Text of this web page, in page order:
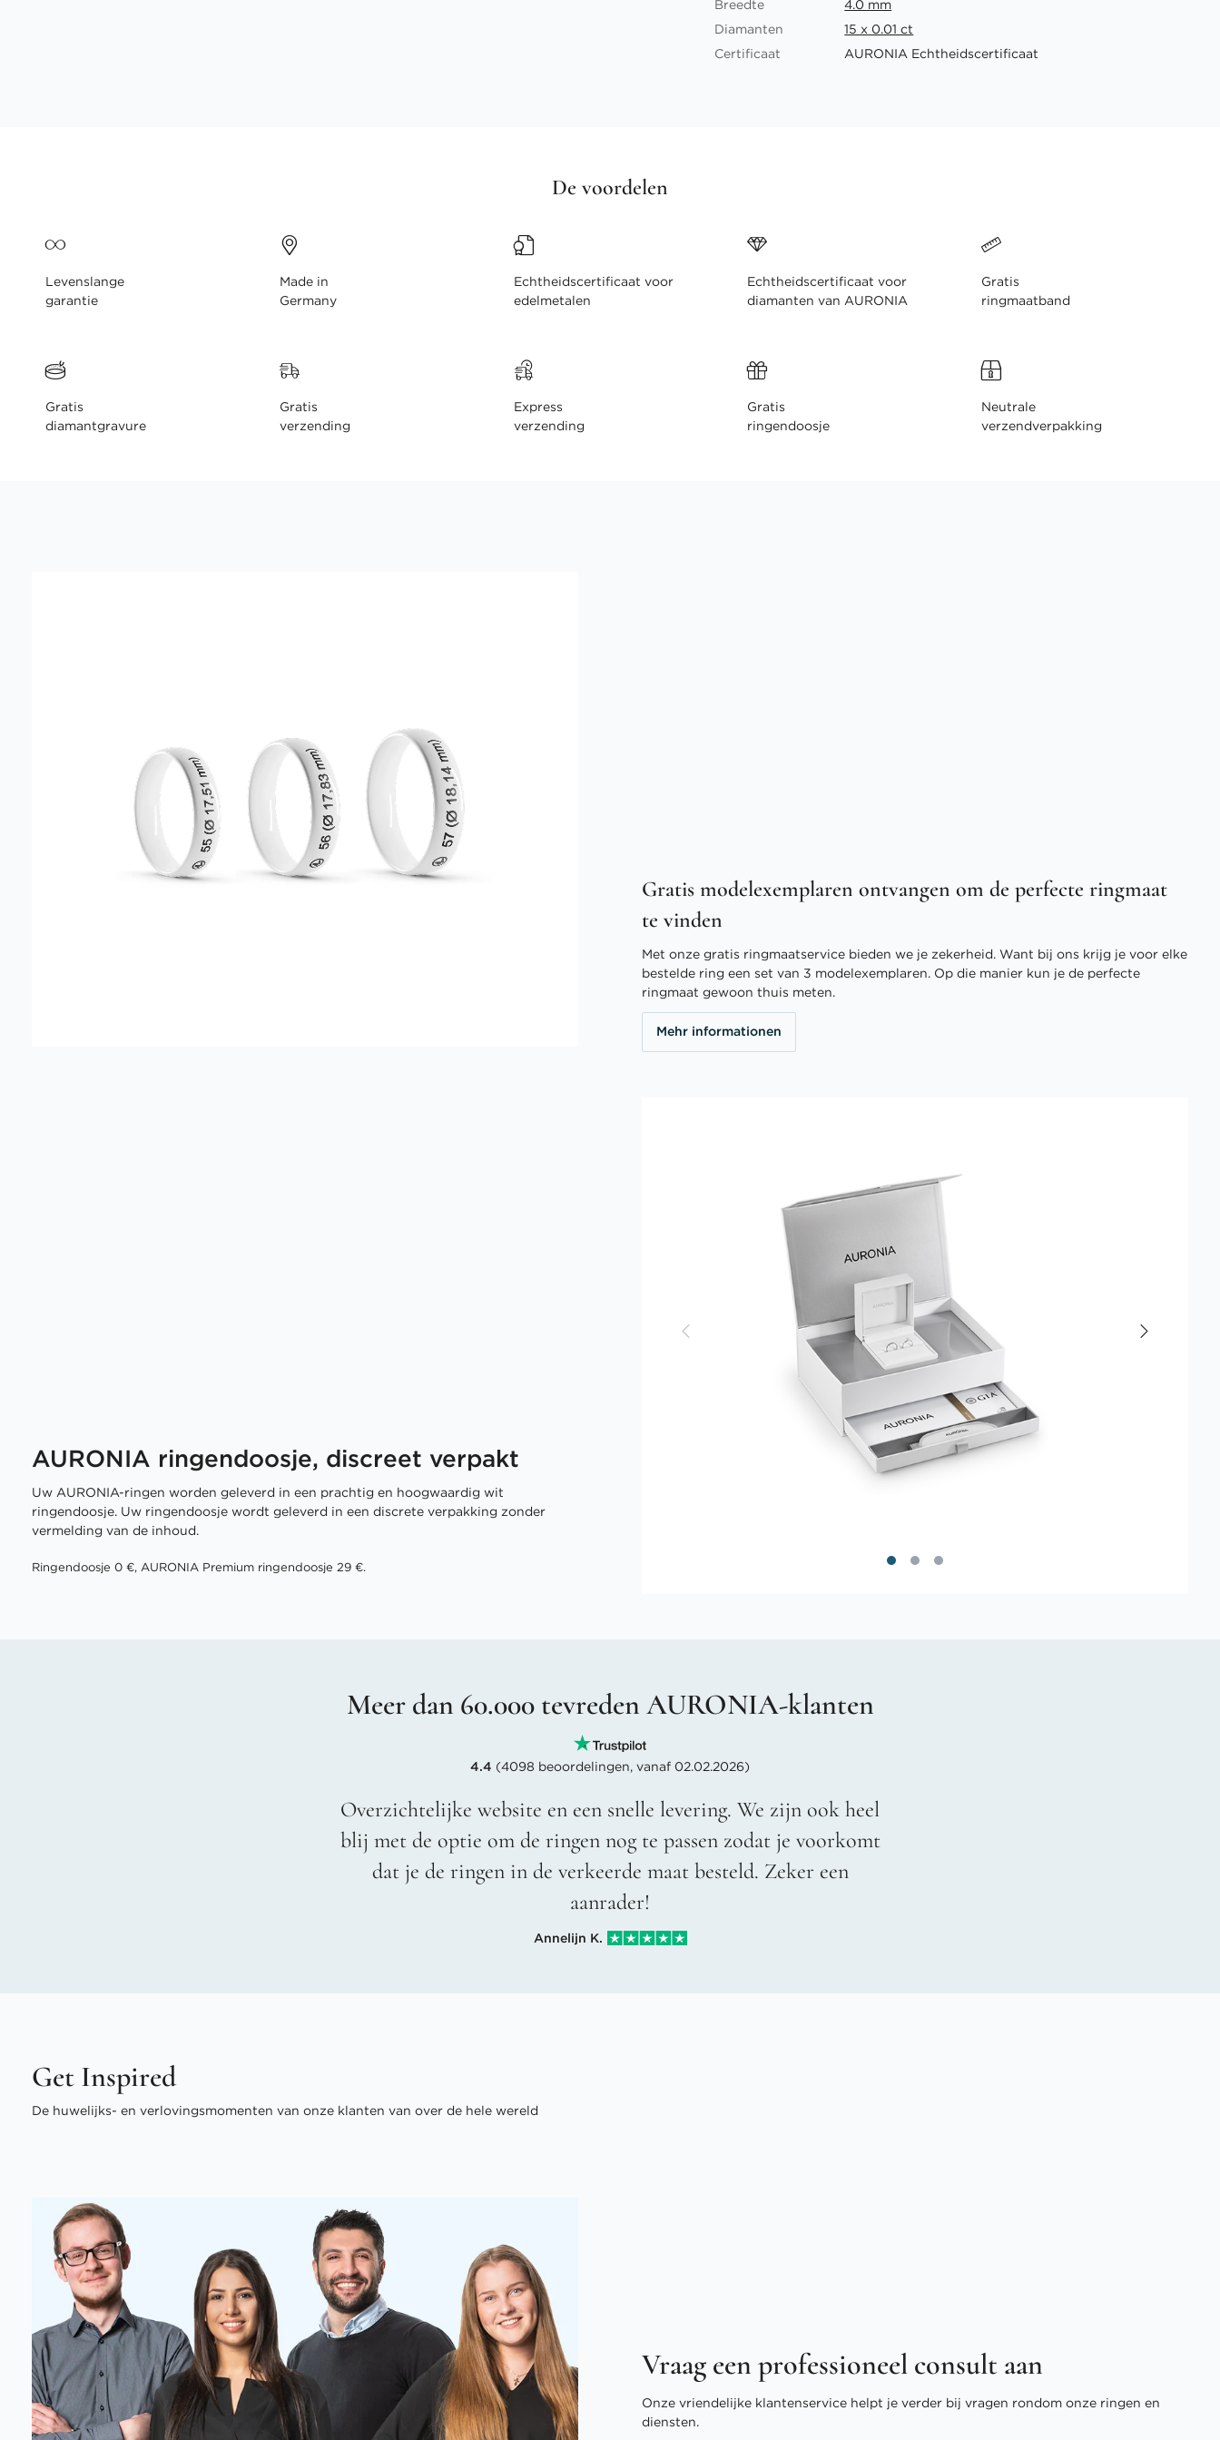
Breedte
4.0 mm
Diamanten
15 x 0.01 ct
Certificaat
AURONIA Echtheidscertificaat
De voordelen
Levenslange
garantie
Made in
Germany
Echtheidscertificaat voor
edelmetalen
Echtheidscertificaat voor
diamanten van AURONIA
Gratis
ringmaatband
Gratis
diamantgravure
Gratis
verzending
Express
verzending
Gratis
ringendoosje
Neutrale
verzendverpakking
Gratis modelexemplaren ontvangen om de perfecte ringmaat
te vinden
Met onze gratis ringmaatservice bieden we je zekerheid. Want bij ons krijg je voor elke
bestelde ring een set van 3 modelexemplaren. Op die manier kun je de perfecte
ringmaat gewoon thuis meten.
Mehr informationen
AURONIA ringendoosje, discreet verpakt
Uw AURONIA-ringen worden geleverd in een prachtig en hoogwaardig wit
ringendoosje. Uw ringendoosje wordt geleverd in een discrete verpakking zonder
vermelding van de inhoud.
Ringendoosje 0 €, AURONIA Premium ringendoosje 29 €.
Meer dan 60.000 tevreden AURONIA-klanten
4.4 (4098 beoordelingen, vanaf 02.02.2026)
Overzichtelijke website en een snelle levering. We zijn ook heel
blij met de optie om de ringen nog te passen zodat je voorkomt
dat je de ringen in de verkeerde maat besteld. Zeker een
aanrader!
Annelijn K.
Get Inspired
De huwelijks- en verlovingsmomenten van onze klanten van over de hele wereld
Vraag een professioneel consult aan
Onze vriendelijke klantenservice helpt je verder bij vragen rondom onze ringen en
diensten.